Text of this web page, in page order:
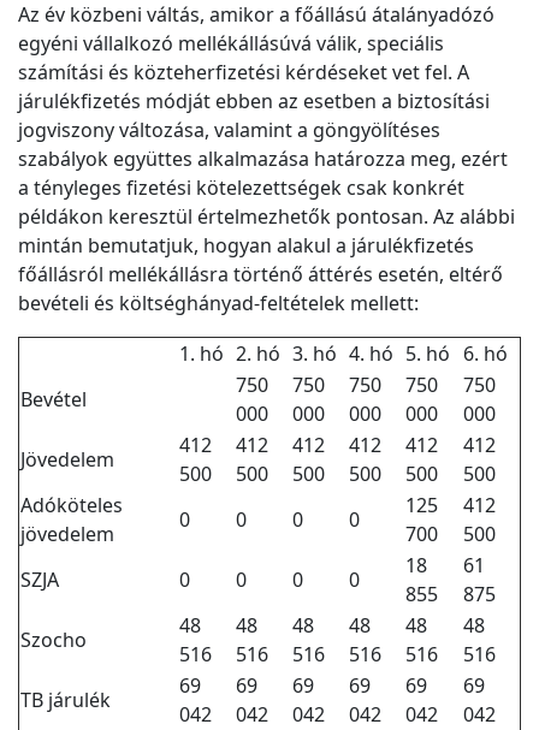
Az év közbeni váltás, amikor a főállású átalányadózó
egyéni vállalkozó mellékállásúvá válik, speciális
számítási és közteherfizetési kérdéseket vet fel. A
járulékfizetés módját ebben az esetben a biztosítási
jogviszony változása, valamint a göngyölítéses
szabályok együttes alkalmazása határozza meg, ezért
a tényleges fizetési kötelezettségek csak konkrét
példákon keresztül értelmezhetők pontosan. Az alábbi
mintán bemutatjuk, hogyan alakul a járulékfizetés
főállásról mellékállásra történő áttérés esetén, eltérő
bevételi és költséghányad-feltételek mellett:
1. hó 2. hó 3. hó 4. hó 5. hó 6. hó
Bevétel
750
000
750
000
750
000
750
000
750
000
Jövedelem
412
500
412
500
412
500
412
500
412
500
412
500
Adóköteles
jövedelem
0 0 0 0
125
700
412
500
SZJA
0 0 0 0
18
855
61
875
Szocho
48
516
48
516
48
516
48
516
48
516
48
516
TB járulék
69
042
69
042
69
042
69
042
69
042
69
042